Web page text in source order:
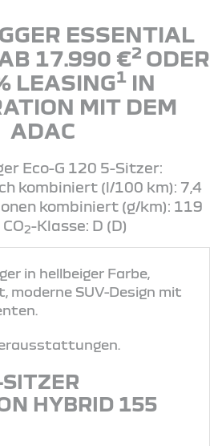
ESSENTIAL
17.990 €2 ODER
LEASING1IN
MIT DEM
ADAC
Eco-G 120 5-Sitzer:
kombiniert (l/100 km): 7,4
kombiniert (g/km): 119
2-Klasse: D (D)
HYBRID 155